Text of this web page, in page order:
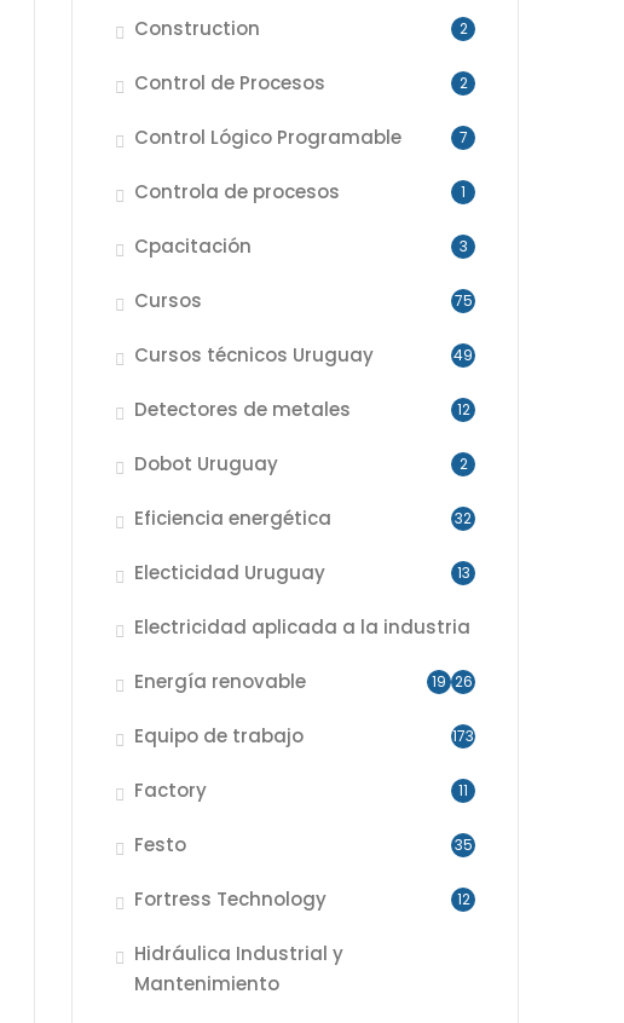
Construction 2
Control de Procesos 2
Control Lógico Programable 7
Controla de procesos 1
Cpacitación 3
Cursos 75
Cursos técnicos Uruguay 49
Detectores de metales 12
Dobot Uruguay 2
Eficiencia energética 32
Electicidad Uruguay 13
Electricidad aplicada a la industria
26
Energía renovable 19
Equipo de trabajo 173
Factory 11
Festo 35
Fortress Technology 12
Hidráulica Industrial y
Mantenimiento